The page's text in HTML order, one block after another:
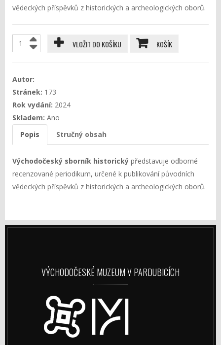
vědeckých příspěvků z historických a archeologických oborů.
VLOŽIT DO KOŠÍKU KOŠÍK
Autor:
Stránek: 173
Rok vydání: 2024
Skladem: Ano
Popis
Stručný obsah
Východočeský sborník historický představuje odborné
recenzované periodikum, určené k publikování původních
vědeckých příspěvků z historických a archeologických oborů.
VÝCHODOČESKÉ MUZEUM V PARDUBICÍCH